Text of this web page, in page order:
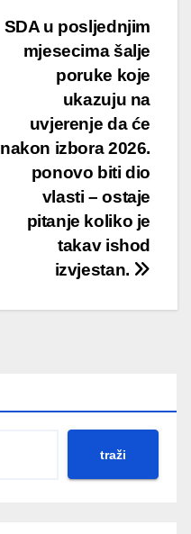
SDA u posljednjim
mjesecima šalje
poruke koje
ukazuju na
uvjerenje da će
nakon izbora 2026.
ponovo biti dio
vlasti – ostaje
pitanje koliko je
takav ishod
izvjestan.
traži